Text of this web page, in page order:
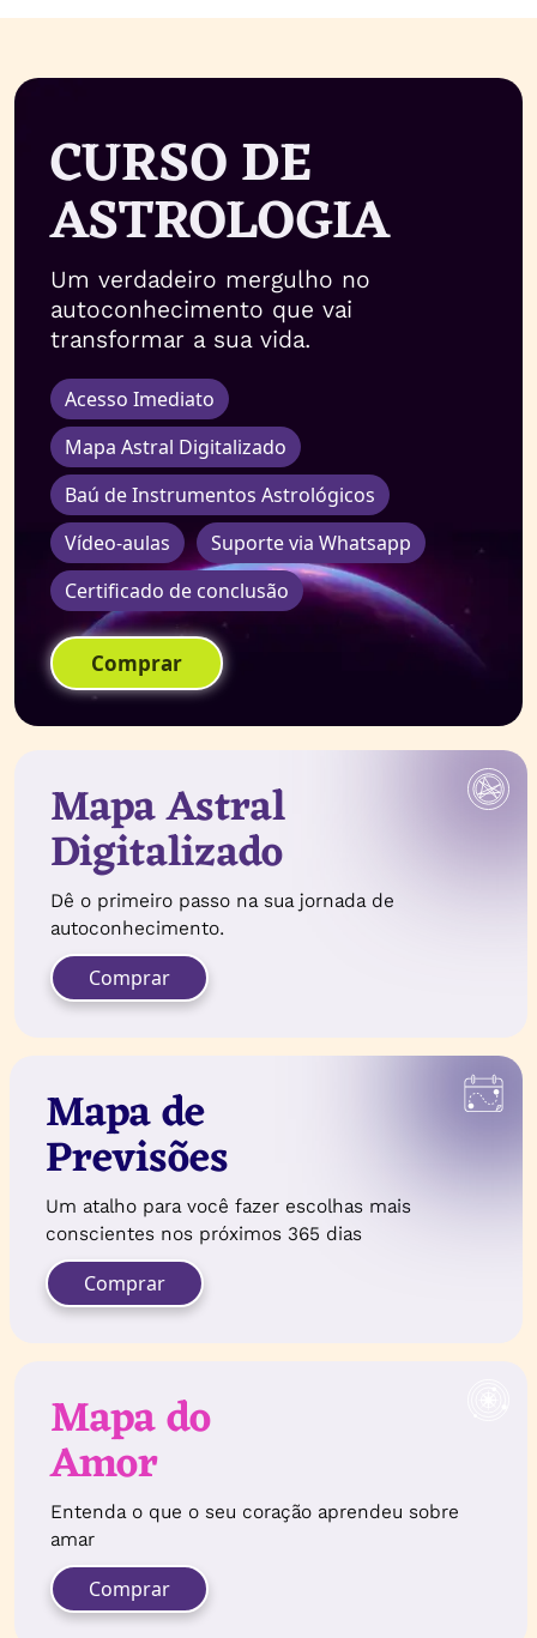
CURSO DE
ASTROLOGIA
Um verdadeiro mergulho no
autoconhecimento que vai
transformar a sua vida.
Acesso Imediato
Mapa Astral Digitalizado
Baú de Instrumentos Astrológicos
Vídeo-aulas
Suporte via Whatsapp
Certificado de conclusão
Comprar
Mapa Astral
Digitalizado
Dê o primeiro passo na sua jornada de
autoconhecimento.
Comprar
Mapa de
Previsões
Um atalho para você fazer escolhas mais
conscientes nos próximos 365 dias
Comprar
Mapa do
Amor
Entenda o que o seu coração aprendeu sobre
amar
Comprar